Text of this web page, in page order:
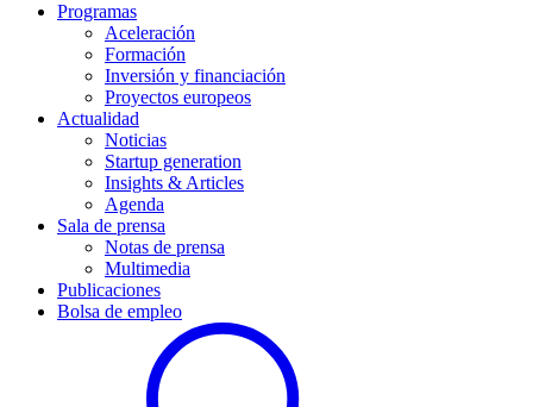
Programas
Aceleración
Formación
Inversión y financiación
Proyectos europeos
Actualidad
Noticias
Startup generation
Insights & Articles
Agenda
Sala de prensa
Notas de prensa
Multimedia
Publicaciones
Bolsa de empleo